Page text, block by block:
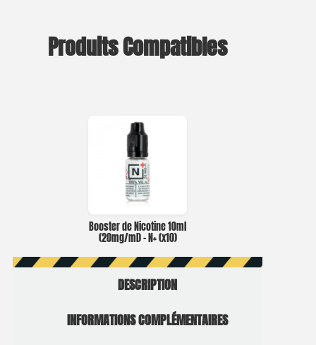
Produits Compatibles
Booster de Nicotine 10ml
(20mg/ml) – N+ (x10)
DESCRIPTION
INFORMATIONS COMPLÉMENTAIRES